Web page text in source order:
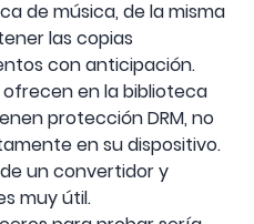
de música, de la misma
las copias
con anticipación.
en la biblioteca
protección DRM, no
en su dispositivo.
un convertidor y
muy útil.